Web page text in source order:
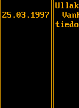
25.03.1997